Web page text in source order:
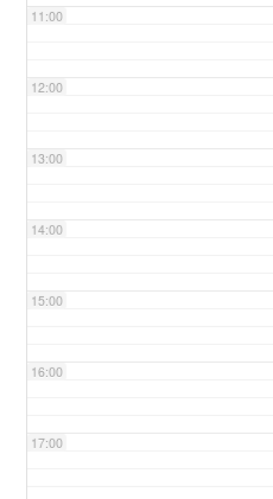
11:00
12:00
13:00
14:00
15:00
16:00
17:00